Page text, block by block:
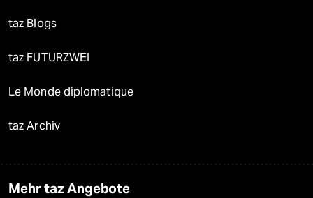
taz Blogs
taz FUTURZWEI
Le Monde diplomatique
taz Archiv
Mehr taz Angebote